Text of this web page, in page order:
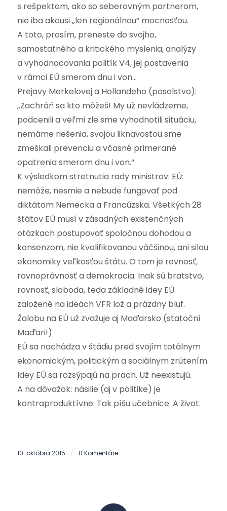
s rešpektom, ako so seberovným partnerom,
nie iba akousi „len regionálnou“ mocnosťou.
A toto, prosím, preneste do svojho,
samostatného a kritického myslenia, analýzy
a vyhodnocovania politík V4, jej postavenia
v rámci EÚ smerom dnu i von…
Prejavy Merkelovej a Hollandeho (posolstvo):
„Zachráň sa kto môžeš! My už nevládzeme,
podcenili a veľmi zle sme vyhodnotili situáciu,
nemáme riešenia, svojou liknavosťou sme
zmeškali prevenciu a včasné primerané
opatrenia smerom dnu i von.“
K výsledkom stretnutia rady ministrov: EÚ:
nemôže, nesmie a nebude fungovať pod
diktátom Nemecka a Francúzska. Všetkých 28
štátov EÚ musí v zásadných existenčných
otázkach postupovať spoločnou dohodou a
konsenzom, nie kvalifikovanou väčšinou, ani silou
ekonomiky veľkosťou štátu. O tom je rovnosť,
rovnoprávnosť a demokracia. Inak sú bratstvo,
rovnosť, sloboda, teda základné idey EÚ
založené na ideách VFR lož a prázdny bluf.
Žalobu na EÚ už zvažuje aj Maďarsko (statoční
Maďari!)
EÚ sa nachádza v štádiu pred svojím totálnym
ekonomickým, politickým a sociálnym zrútením.
Idey EÚ sa rozsýpajú na prach. Už neexistujú.
A na dôvažok: násilie (aj v politike) je
kontraproduktívne. Tak píšu učebnice. A život.
10. októbra 2015 / 0 Komentáre